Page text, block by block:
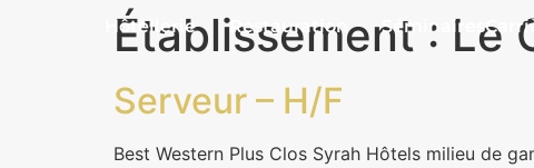
Hôtellerie Restauration Séminaires
Établissement : Le
Serveur – H/F
Best Western Plus Clos Syrah Hôtels milieu de